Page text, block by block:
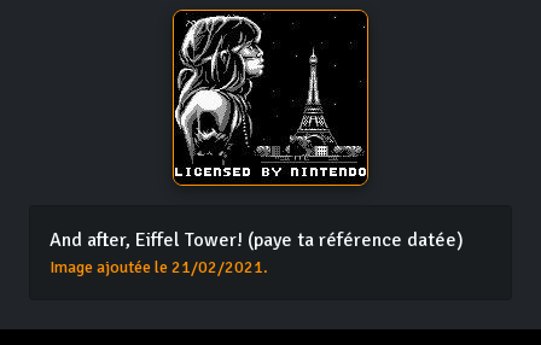
And after, Eiffel Tower! (paye ta référence datée)
Image ajoutée le 21/02/2021.